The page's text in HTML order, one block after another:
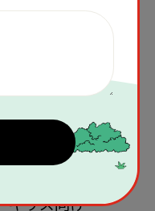
プラス・
”：
キッズ向け